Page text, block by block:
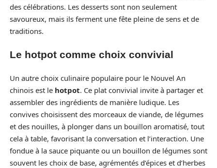
des célébrations. Les desserts sont non seulement
savoureux, mais ils ferment une fête pleine de sens et de
traditions.
Le hotpot comme choix convivial
Un autre choix culinaire populaire pour le Nouvel An
chinois est le hotpot. Ce plat convivial invite à partager et
assembler des ingrédients de manière ludique. Les
convives choisissent des morceaux de viande, de légumes
et des nouilles, à plonger dans un bouillon aromatisé, tout
cela à table, favorisant la conversation et l’interaction. Une
fondue à la sauce piquante ou un bouillon de légumes sont
souvent les choix de base, agrémentés d’épices et d’herbes